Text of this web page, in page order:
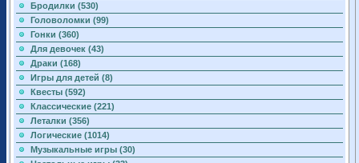
Бродилки (530)
Головоломки (99)
Гонки (360)
Для девочек (43)
Драки (168)
Игры для детей (8)
Квесты (592)
Классические (221)
Леталки (356)
Логические (1014)
Музыкальные игры (30)